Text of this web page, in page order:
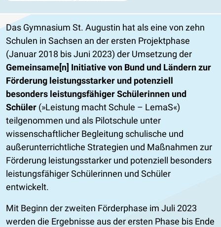
Das Gymnasium St. Augustin hat als eine von zehn
Schulen in Sachsen an der ersten Projektphase
(Januar 2018 bis Juni 2023) der Umsetzung der
Gemeinsame[n] Initiative von Bund und Ländern zur
Förderung leistungsstarker und potenziell
besonders leistungsfähiger Schülerinnen und
Schüler (»Leistung macht Schule – LemaS«)
teilgenommen und als Pilotschule unter
wissenschaftlicher Begleitung schulische und
außerunterrichtliche Strategien und Maßnahmen zur
Förderung leistungsstarker und potenziell besonders
leistungsfähiger Schülerinnen und Schüler
entwickelt.
Mit Beginn der zweiten Förderphase im Juli 2023
werden die Ergebnisse aus der ersten Phase bis Ende